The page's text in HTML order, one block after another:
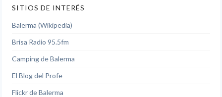
SITIOS DE INTERÉS
Balerma (Wikipedia)
Brisa Radio 95.5fm
Camping de Balerma
El Blog del Profe
Flickr de Balerma